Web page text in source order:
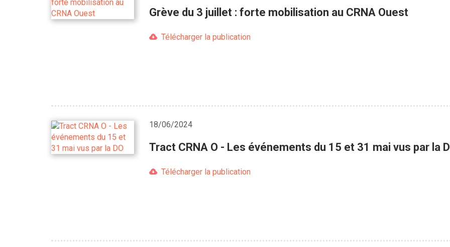
Grève du 3 juillet : forte mobilisation au CRNA Ouest
Télécharger la publication
18/06/2024
Tract CRNA O - Les événements du 15 et 31 mai vus par la
Télécharger la publication